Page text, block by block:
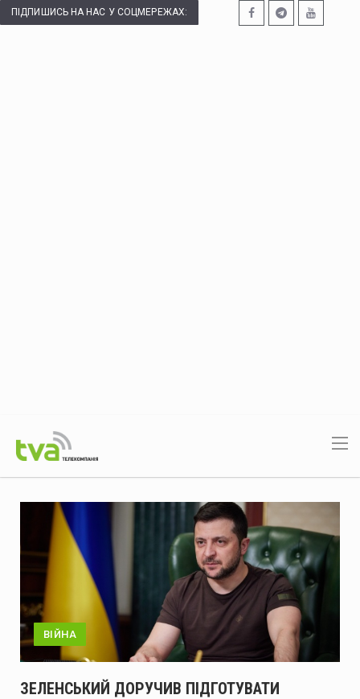
ПІДПИШИСЬ НА НАС У СОЦМЕРЕЖАХ:
Архів
новин
ВІЙНА
ЗЕЛЕНСЬКИЙ ДОРУЧИВ ПІДГОТУВАТИ